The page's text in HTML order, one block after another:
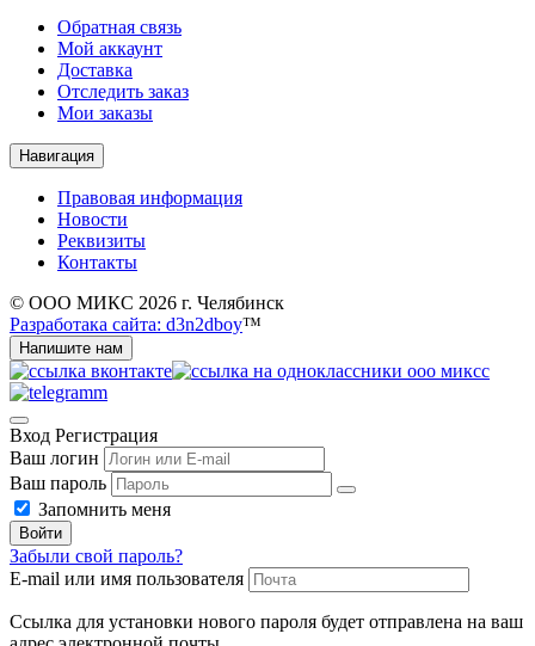
Обратная связь
Мой аккаунт
Доставка
Отследить заказ
Мои заказы
Навигация
Правовая информация
Новости
Реквизиты
Контакты
© ООО МИКС 2026 г. Челябинск
Разработака сайта: d3n2dboy™
Напишите нам
Вход Регистрация
Ваш логин
Ваш пароль
Запомнить меня
Войти
Забыли свой пароль?
E-mail или имя пользователя
Ссылка для установки нового пароля будет отправлена ​​на ваш